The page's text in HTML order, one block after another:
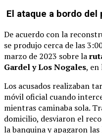
El ataque a bordo del
De acuerdo con la
se produjo cerca de las
marzo de 2023 sobre la
Gardel y Los Nogales, en
Los acusados realizaban
móvil oficial cuando
mientras caminaba sola.
domicilio, desviaron el
la banquina y apagaron